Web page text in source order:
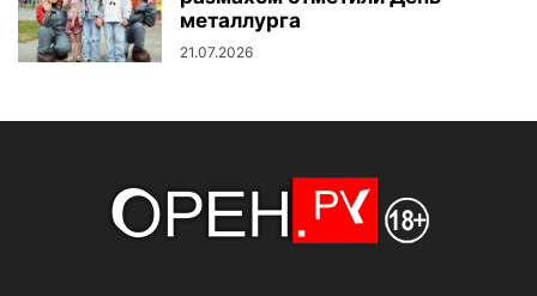
металлурга
21.07.2026